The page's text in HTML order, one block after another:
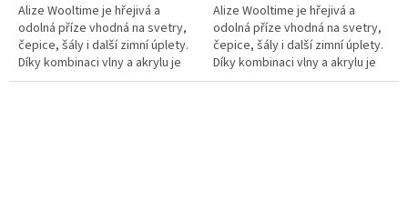
Alize Wooltime je hřejivá a
odolná příze vhodná na svetry,
čepice, šály i další zimní úplety.
Díky kombinaci vlny a akrylu je
příze příjemná na nošení, dobře
Alize Wooltime je hřejivá a
odolná příze vhodná na svetry,
čepice, šály i další zimní úplety.
Díky kombinaci vlny a akrylu je
příze příjemná na nošení, dobře